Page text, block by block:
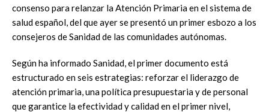
consenso para relanzar la Atención Primaria en el sistema de
salud español, del que ayer se presentó un primer esbozo a los
consejeros de Sanidad de las comunidades autónomas.
Según ha informado Sanidad, el primer documento está
estructurado en seis estrategias: reforzar el liderazgo de
atención primaria, una política presupuestaria y de personal
que garantice la efectividad y calidad en el primer nivel,